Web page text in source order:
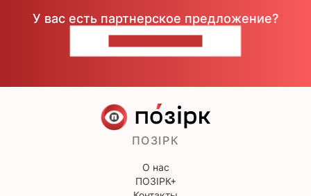
У вас есть партнерское предложение?
ПОЗІРК
О нас
ПОЗІРК+